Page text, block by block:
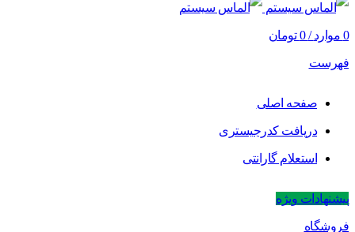
0 موارد /
0 تومان
فهرست
صفحه اصلی
دریافت کدرجیستری
استعلام گارانتی
پیشنهادات ویژه
فروشگاه